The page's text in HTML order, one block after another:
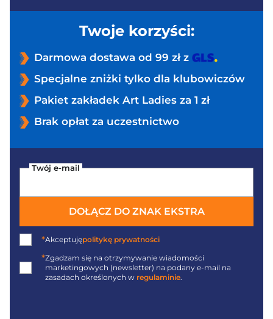
Twoje korzyści:
Darmowa dostawa od 99 zł z
Specjalne zniżki tylko dla klubowiczów
Pakiet zakładek Art Ladies za 1 zł
Brak opłat za uczestnictwo
Twój e-mail
DOŁĄCZ DO ZNAK EKSTRA
*Akceptujępolitykę prywatności
*Zgadzam się na otrzymywanie wiadomości
marketingowych (newsletter) na podany e-mail na
zasadach określonych w regulaminie.